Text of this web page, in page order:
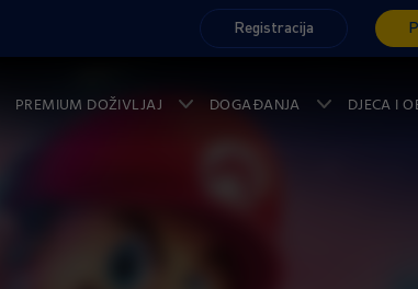
Registracija
PREMIUM DOŽIVLJAJ DOGAĐANJA DJECA I